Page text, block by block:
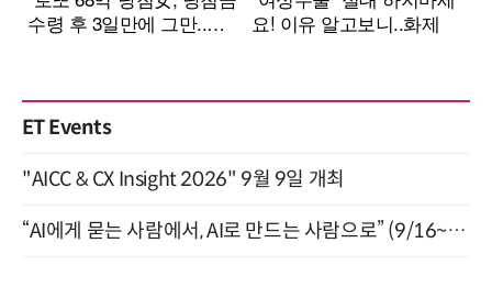
ET Events
"AICC & CX Insight 2026" 9월 9일 개최
“AI에게 묻는 사람에서, AI로 만드는 사람으로” (9/16~17)